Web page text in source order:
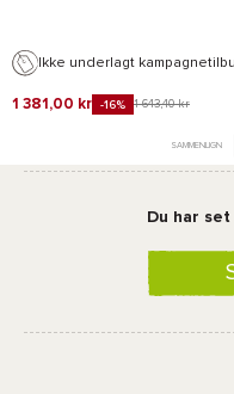
Ikke underlagt
1 381,00 kr -16% 1 643,40 kr
SAMMENLIGN
Du har